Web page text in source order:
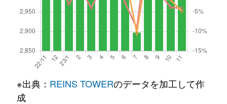
※出典： REINS TOWERのデータを加工して作
成